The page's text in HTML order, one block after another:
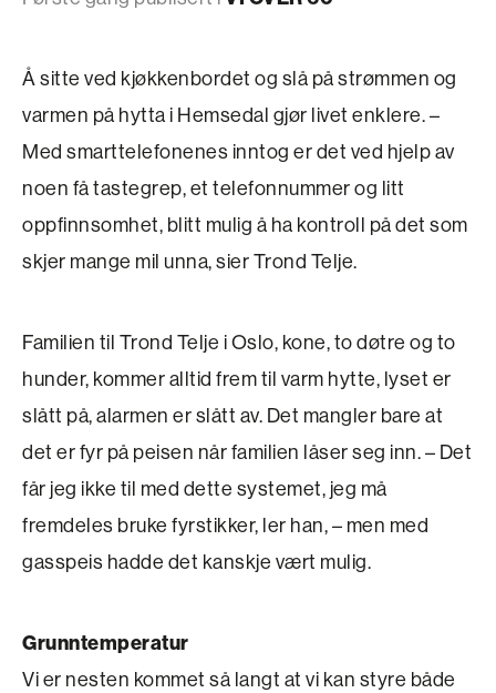
Å sitte ved kjøkkenbordet og slå på strømmen og
varmen på hytta i Hemsedal gjør livet enklere. –
Med smarttelefonenes inntog er det ved hjelp av
noen få taste­grep, et telefonnummer og litt
oppfinnsomhet, blitt mulig å ha kontroll på det som
skjer mange mil unna, sier Trond Telje.
Familien til Trond Telje i Oslo, kone, to døtre og to
hunder, kommer alltid frem til varm hytte, lyset er
slått på, alarmen er slått av. Det mangler bare at
det er fyr på peisen når familien låser seg inn. – Det
får jeg ikke til med dette systemet, jeg må
fremdeles bruke fyrstikker, ler han, – men med
gasspeis hadde det kanskje vært mulig.
Grunntemperatur
Vi er nesten kommet så langt at vi kan styre både